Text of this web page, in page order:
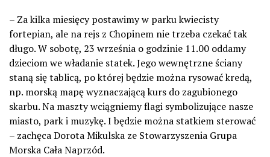
– Za kilka miesięcy postawimy w parku kwiecisty
fortepian, ale na rejs z Chopinem nie trzeba czekać tak
długo. W sobotę, 23 września o godzinie 11.00 oddamy
dzieciom we władanie statek. Jego wewnętrzne ściany
staną się tablicą, po której będzie można rysować kredą,
np. morską mapę wyznaczającą kurs do zagubionego
skarbu. Na maszty wciągniemy flagi symbolizujące nasze
miasto, park i muzykę. I będzie można statkiem sterować
– zachęca Dorota Mikulska ze Stowarzyszenia Grupa
Morska Cała Naprzód.